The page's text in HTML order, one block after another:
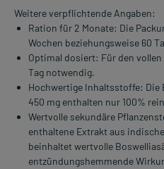
Weitere verpflichtende Angaben:
Ration für 2 Monate: Die
Wochen beziehungsweise 60
Optimal dosiert: Für den
Tag notwendig.
Hochwertige Inhaltsstoffe: Die
450 mg enthalten nur 100%
Wertvolle sekundäre
enthaltene Extrakt aus
beinhaltet wertvolle
entzündungshemmende